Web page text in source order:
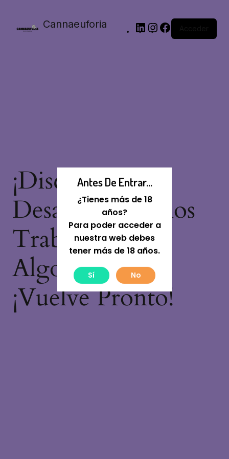
Antes De Entrar...
¿Tienes más de 18
años?
Para poder acceder a
nuestra web debes
tener más de 18 años.
Sí No
Cannaeuforia
¡Disculpa Este
Desastre! Estamos
Trabajando En
Algo Increíble,
¡vuelve Pronto!